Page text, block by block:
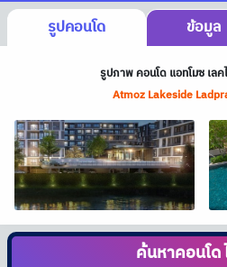
รูปคอนโด
ข้อมูล
รูปภาพ คอนโด แอทโมซ เล
Atmoz Lakeside
ค้นหาคอนโด